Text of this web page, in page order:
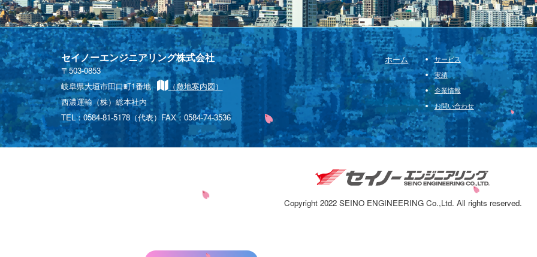
セイノーエンジニアリング株式会社
〒503-0853
岐阜県大垣市田口町1番地
（敷地案内図）
西濃運輸（株）総本社内
TEL：0584-81-5178（代表）FAX：0584-74-3536
ホーム
サービス
実績
企業情報
お問い合わせ
Copyright 2022 SEINO ENGINEERING Co.,Ltd. All rights reserved.